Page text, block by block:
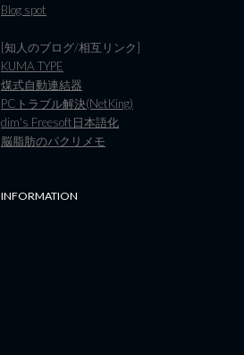
Blog spot
[知人のブログ/相互リンク]
KUMA TYPE
煤式自動連結器
PCトラブル解決(NetKing)
dim's Freesoft日本語化
脳脂肪のパクリメモ
INFORMATION